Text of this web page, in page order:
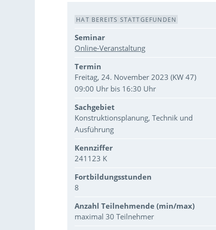
Veranstaltungsdaten
HAT BEREITS STATTGEFUNDEN
Seminar
Online-Veranstaltung
Termin
Freitag, 24. November 2023 (KW 47)
09:00 Uhr bis 16:30 Uhr
Sachgebiet
Konstruktionsplanung, Technik und
Ausführung
Kennziffer
241123 K
Fortbildungsstunden
8
Anzahl Teilnehmende (min/max)
maximal 30 Teilnehmer